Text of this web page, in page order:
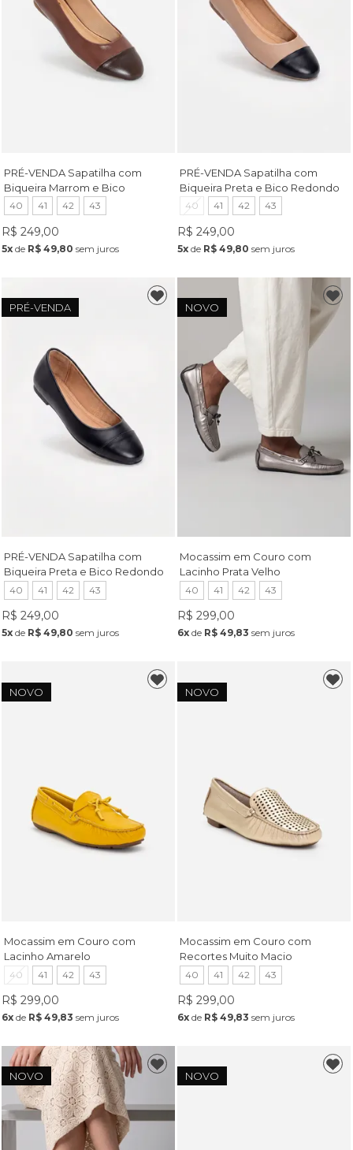
PRÉ-VENDA Sapatilha com
Biqueira Marrom e Bico
Redondo Café
40 41 42 43
R$ 249,00
5xde R$ 49,80 sem juros
PRÉ-VENDA Sapatilha com
Biqueira Preta e Bico Redondo
Amêndoa
40 41 42 43
R$ 249,00
5x de R$ 49,80 sem juros
PRÉ-VENDA
PRÉ-VENDA Sapatilha com
Biqueira Preta e Bico Redondo
Preta
40 41 42 43
R$ 249,00
5xde R$ 49,80 sem juros
NOVO
Mocassim em Couro com
Lacinho Prata Velho
40 41 42 43
R$ 299,00
6x de R$ 49,83 sem juros
NOVO
Mocassim em Couro com
Lacinho Amarelo
40 41 42 43
R$ 299,00
6xde R$ 49,83 sem juros
NOVO
Mocassim em Couro com
Recortes Muito Macio
Champagne
40 41 42 43
R$ 299,00
6x de R$ 49,83 sem juros
NOVO NOVO